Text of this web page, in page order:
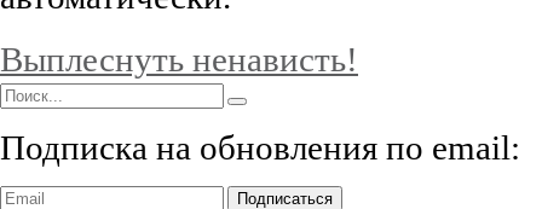
Выплеснуть ненависть!
Подписка на обновления по email:
Подписаться